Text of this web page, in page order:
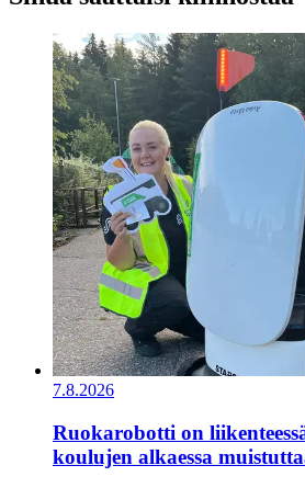
7.8.2026
Ruokarobotti on
koulujen alkaessa